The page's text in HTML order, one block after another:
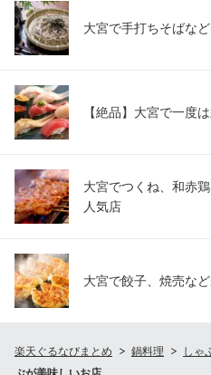
大宮で手打ちそばな
【絶品】大宮で一度
大宮でつくね、和赤
人気店
大宮で餃子、焼売な
楽天ぐるなびまとめ 鍋料理 しゃ